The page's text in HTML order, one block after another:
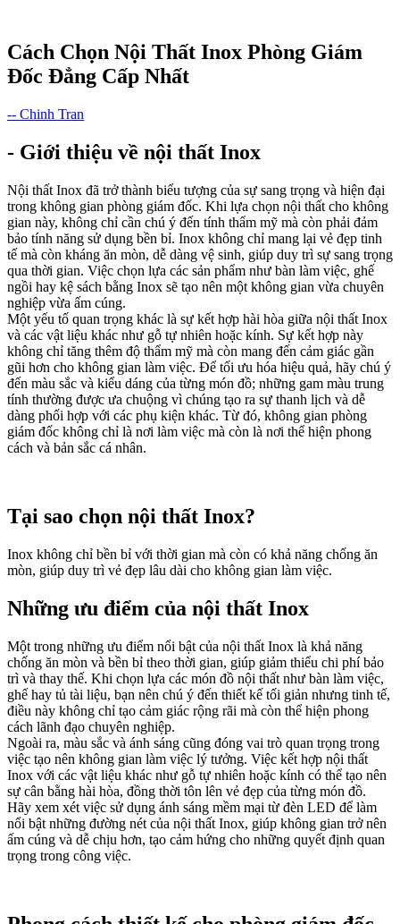
Cách Chọn Nội Thất Inox Phòng Giám
Đốc Đẳng Cấp Nhất
-- Chinh Tran
- Giới thiệu về nội thất Inox
Nội thất Inox đã trở thành biểu tượng của sự sang trọng và hiện đại
trong không gian phòng giám đốc. Khi lựa chọn nội thất cho không
gian này, không chỉ cần chú ý đến tính thẩm mỹ mà còn phải đảm
bảo tính năng sử dụng bền bỉ. Inox không chỉ mang lại vẻ đẹp tinh
tế mà còn kháng ăn mòn, dễ dàng vệ sinh, giúp duy trì sự sang trọng
qua thời gian. Việc chọn lựa các sản phẩm như bàn làm việc, ghế
ngồi hay kệ sách bằng Inox sẽ tạo nên một không gian vừa chuyên
nghiệp vừa ấm cúng.
Một yếu tố quan trọng khác là sự kết hợp hài hòa giữa nội thất Inox
và các vật liệu khác như gỗ tự nhiên hoặc kính. Sự kết hợp này
không chỉ tăng thêm độ thẩm mỹ mà còn mang đến cảm giác gần
gũi hơn cho không gian làm việc. Để tối ưu hóa hiệu quả, hãy chú ý
đến màu sắc và kiểu dáng của từng món đồ; những gam màu trung
tính thường được ưa chuộng vì chúng tạo ra sự thanh lịch và dễ
dàng phối hợp với các phụ kiện khác. Từ đó, không gian phòng
giám đốc không chỉ là nơi làm việc mà còn là nơi thể hiện phong
cách và bản sắc cá nhân.
Tại sao chọn nội thất Inox?
Inox không chỉ bền bỉ với thời gian mà còn có khả năng chống ăn
mòn, giúp duy trì vẻ đẹp lâu dài cho không gian làm việc.
Những ưu điểm của nội thất Inox
Một trong những ưu điểm nổi bật của nội thất Inox là khả năng
chống ăn mòn và bền bỉ theo thời gian, giúp giảm thiểu chi phí bảo
trì và thay thế. Khi chọn lựa các món đồ nội thất như bàn làm việc,
ghế hay tủ tài liệu, bạn nên chú ý đến thiết kế tối giản nhưng tinh tế,
điều này không chỉ tạo cảm giác rộng rãi mà còn thể hiện phong
cách lãnh đạo chuyên nghiệp.
Ngoài ra, màu sắc và ánh sáng cũng đóng vai trò quan trọng trong
việc tạo nên không gian làm việc lý tưởng. Việc kết hợp nội thất
Inox với các vật liệu khác như gỗ tự nhiên hoặc kính có thể tạo nên
sự cân bằng hài hòa, đồng thời tôn lên vẻ đẹp của từng món đồ.
Hãy xem xét việc sử dụng ánh sáng mềm mại từ đèn LED để làm
nổi bật những đường nét của nội thất Inox, giúp không gian trở nên
ấm cúng và dễ chịu hơn, tạo cảm hứng cho những quyết định quan
trọng trong công việc.